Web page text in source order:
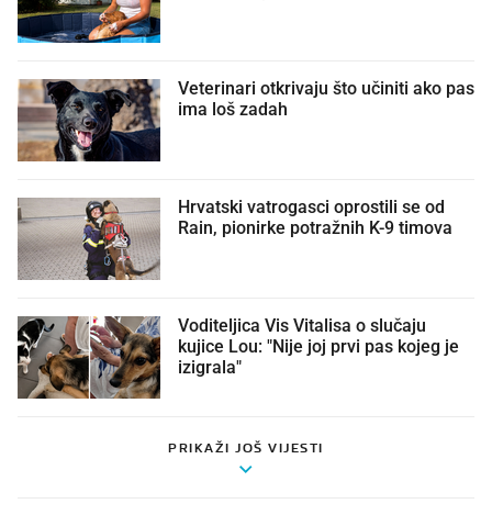
Veterinari otkrivaju što učiniti ako pas
ima loš zadah
Hrvatski vatrogasci oprostili se od
Rain, pionirke potražnih K-9 timova
Voditeljica Vis Vitalisa o slučaju
kujice Lou: "Nije joj prvi pas kojeg je
izigrala"
PRIKAŽI JOŠ VIJESTI